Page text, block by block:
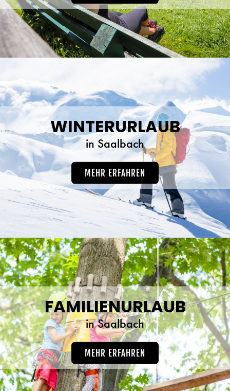
WINTERURLAUB
in Saalbach
MEHR ERFAHREN
FAMILIENURLAUB
in Saalbach
MEHR ERFAHREN